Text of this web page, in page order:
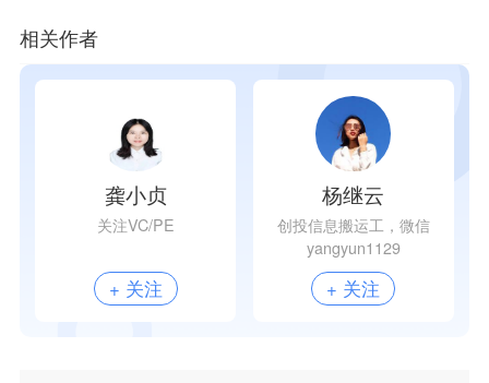
相关作者
龚小贞
关注VC/PE
+ 关注
杨继云
创投信息搬运工，微信
yangyun1129
+ 关注